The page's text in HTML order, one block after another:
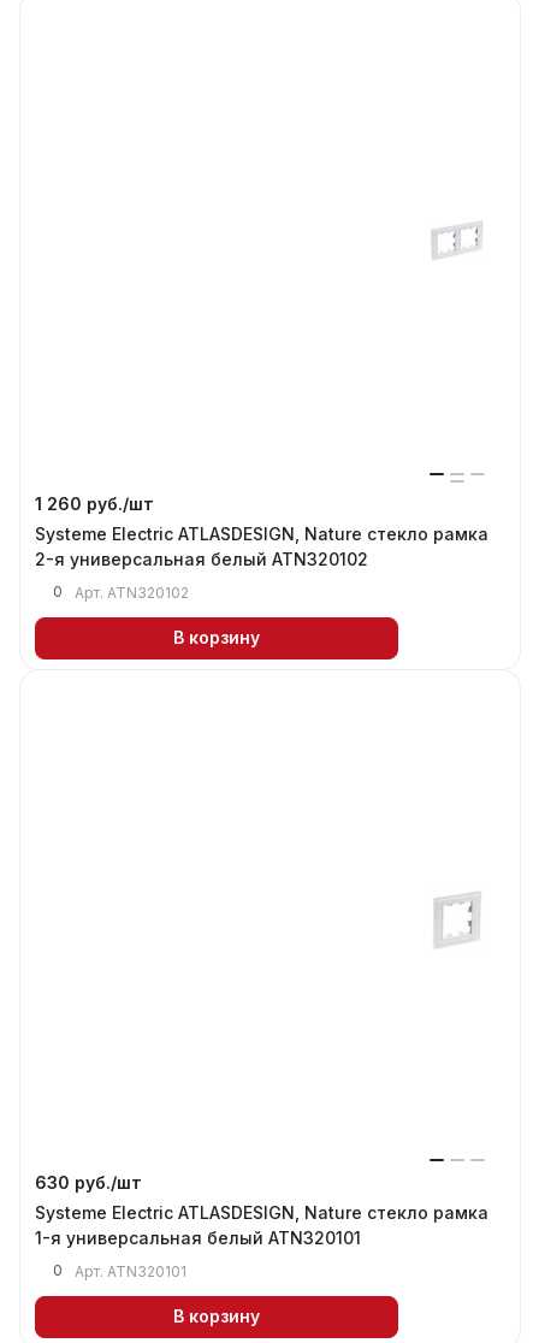
1 260 руб./шт
Systeme Electric ATLASDESIGN, Nature стекло рамка
2-я универсальная белый ATN320102
0 Арт. ATN320102
В корзину
630 руб./шт
Systeme Electric ATLASDESIGN, Nature стекло рамка
1-я универсальная белый ATN320101
0 Арт. ATN320101
В корзину